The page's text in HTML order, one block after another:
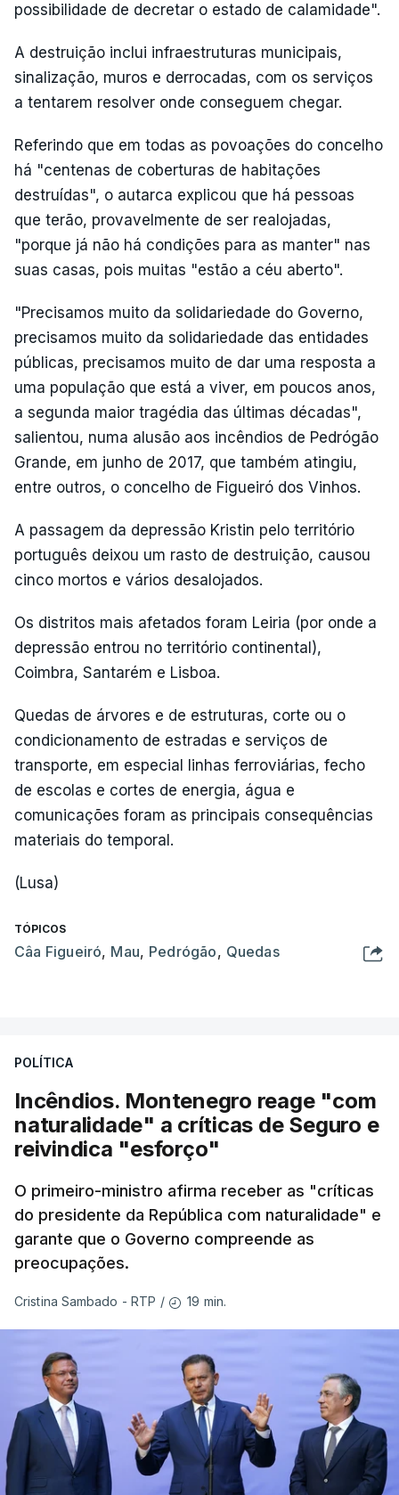
possibilidade de decretar o estado de calamidade".
A destruição inclui infraestruturas municipais,
sinalização, muros e derrocadas, com os serviços
a tentarem resolver onde conseguem chegar.
Referindo que em todas as povoações do concelho
há "centenas de coberturas de habitações
destruídas", o autarca explicou que há pessoas
que terão, provavelmente de ser realojadas,
"porque já não há condições para as manter" nas
suas casas, pois muitas "estão a céu aberto".
"Precisamos muito da solidariedade do Governo,
precisamos muito da solidariedade das entidades
públicas, precisamos muito de dar uma resposta a
uma população que está a viver, em poucos anos,
a segunda maior tragédia das últimas décadas",
salientou, numa alusão aos incêndios de Pedrógão
Grande, em junho de 2017, que também atingiu,
entre outros, o concelho de Figueiró dos Vinhos.
A passagem da depressão Kristin pelo território
português deixou um rasto de destruição, causou
cinco mortos e vários desalojados.
Os distritos mais afetados foram Leiria (por onde a
depressão entrou no território continental),
Coimbra, Santarém e Lisboa.
Quedas de árvores e de estruturas, corte ou o
condicionamento de estradas e serviços de
transporte, em especial linhas ferroviárias, fecho
de escolas e cortes de energia, água e
comunicações foram as principais consequências
materiais do temporal.
(Lusa)
TÓPICOS
Câa Figueiró, Mau, Pedrógão, Quedas
POLÍTICA
Incêndios. Montenegro reage "com
naturalidade" a críticas de Seguro e
reivindica "esforço"
O primeiro-ministro afirma receber as "críticas
do presidente da República com naturalidade" e
garante que o Governo compreende as
preocupações.
Cristina Sambado - RTP / 19 min.